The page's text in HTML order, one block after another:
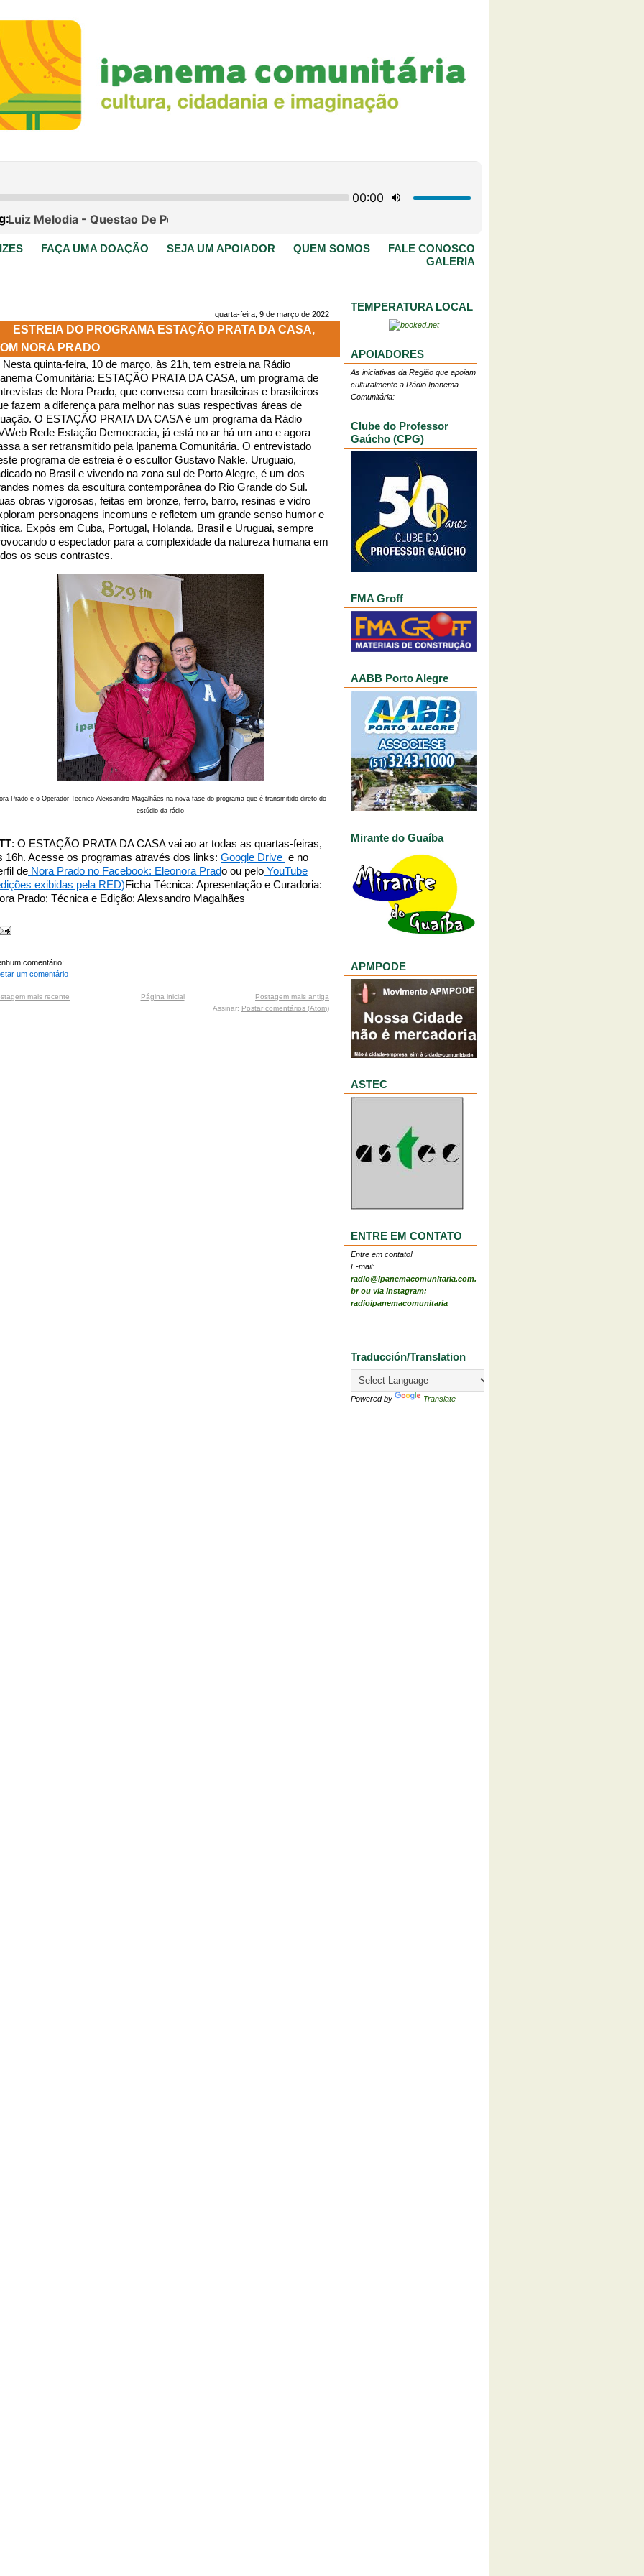
FAÇA UMA DOAÇÃO SEJA UM APOIADOR QUEM SOMOS
FALE CONOSCO
GALERIA
quarta-feira, 9 de março de 2022
ESTREIA DO PROGRAMA ESTAÇÃO PRATA DA CASA,
NORA PRADO
Nesta quinta-feira, 10 de março, às 21h, tem estreia na Rádio
Comunitária: ESTAÇÃO PRATA DA CASA, um programa de
de Nora Prado, que conversa com brasileiras e brasileiros
fazem a diferença para melhor nas suas respectivas áreas de
O ESTAÇÃO PRATA DA CASA é um programa da Rádio
Rede Estação Democracia, já está no ar há um ano e agora
a ser retransmitido pela Ipanema Comunitária. O entrevistado
programa de estreia é o escultor Gustavo Nakle. Uruguaio,
no Brasil e vivendo na zona sul de Porto Alegre, é um dos
nomes da escultura contemporânea do Rio Grande do Sul.
obras vigorosas, feitas em bronze, ferro, barro, resinas e vidro
personagens incomuns e refletem um grande senso humor e
Expôs em Cuba, Portugal, Holanda, Brasil e Uruguai, sempre
o espectador para a complexidade da natureza humana em
os seus contrastes.
Prado e o Operador Tecnico Alexsandro Magalhães na nova fase do programa que é transmitido direto do
estúdio da rádio
: O ESTAÇÃO PRATA DA CASA vai ao ar todas as quartas-feiras,
16h. Acesse os programas através dos links: Google Drive e no
de Nora Prado no Facebook: Eleonora Prado ou pelo YouTube
exibidas pela RED)Ficha Técnica: Apresentação e Curadoria:
Prado; Técnica e Edição: Alexsandro Magalhães
comentário:
um comentário
mais recente Postagem mais antiga
Página inicial
Assinar: Postar comentários (Atom)
TEMPERATURA LOCAL
APOIADORES
As iniciativas da Região que apoiam
culturalmente a Rádio Ipanema
Comunitária:
Clube do Professor
Gaúcho (CPG)
FMA Groff
AABB Porto Alegre
Mirante do Guaíba
APMPODE
ASTEC
ENTRE EM CONTATO
Entre em contato!
E-mail:
radio@ipanemacomunitaria.com.
br ou via Instagram:
radioipanemacomunitaria
Traducción/Translation
Powered by Translate